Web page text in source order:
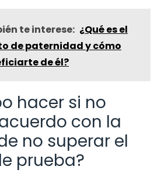
te interese: ¿Qué es el
de paternidad y cómo
de él?
hacer si no
con la
no superar el
prueba?